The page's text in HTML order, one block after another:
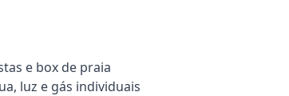
e box de praia
luz e gás individuais